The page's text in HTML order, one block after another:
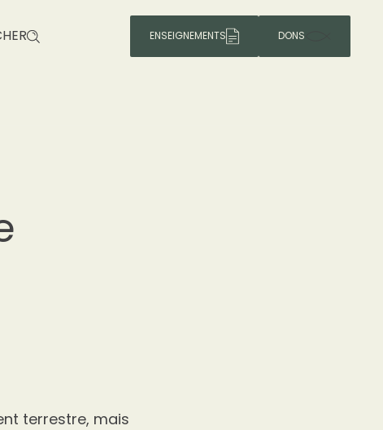
ENSEIGNEMENTS DONS
terrestre, mais